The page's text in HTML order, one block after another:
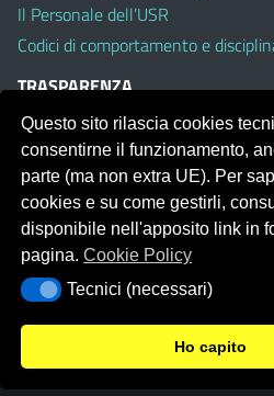
Il Personale dell’USR
Codici di comportamento e
TRASPARENZA
Albo on line
Amministrazione Trasparente
Pubblici proclami
PTPCT per le Istituzioni scolastiche
Whistleblowing
Obiettivi di Accessibilità
© 2026 Ufficio
Questo sito rilascia cookies
consentirne il funzionamento,
parte (ma non extra UE). Per
cookies e su come gestirli,
disponibile nell'apposito link in
pagina.Cookie Policy
Tecnici (necessari)
Tecnici (necessari)
Ho capito